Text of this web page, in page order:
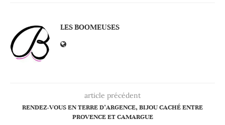
LES BOOMEUSES
article précédent
RENDEZ-VOUS EN TERRE D’ARGENCE, BIJOU CACHÉ ENTRE
PROVENCE ET CAMARGUE